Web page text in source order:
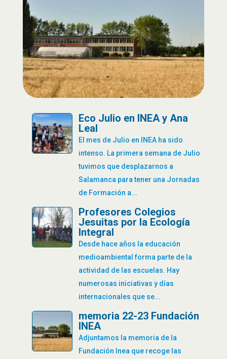
Eco Julio en INEA y Ana
Leal
El mes de Julio en INEA ha sido
intenso. La primera semana de Julio
tuvimos que desplazarnos a
Salamanca para tener una Jornadas
de Formación a...
Profesores Colegios
Jesuitas por la Ecología
Integral
Desde hace años la educación
medioambiental forma parte de la
actividad de las escuelas. Hay
numerosas iniciativas y días
internacionales que se...
memoria 22-23 Fundación
INEA
Adjuntamos la memoria de la
Fundación Inea que recoge las